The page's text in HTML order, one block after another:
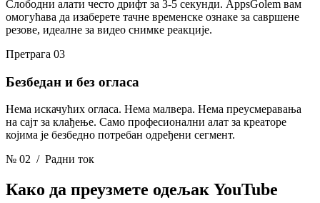
Слободни алати често дрифт за 3-5 секунди. AppsGolem вам
омогућава да изаберете тачне временске ознаке за савршене
резове, идеалне за видео снимке реакције.
Претрага 03
Безбедан и без огласа
Нема искачућих огласа. Нема малвера. Нема преусмеравања
на сајт за клађење. Само професионални алат за креаторе
којима је безбедно потребан одређени сегмент.
№ 02 / Радни ток
Како да преузмете одељак YouTube